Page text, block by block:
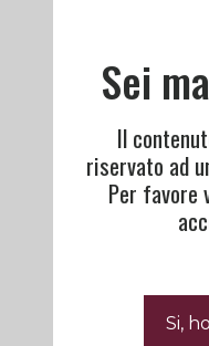
Sei
Il
riservato ad
Per favore